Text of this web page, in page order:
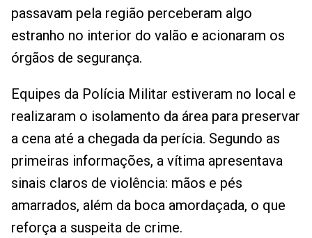
passavam pela região perceberam algo
estranho no interior do valão e acionaram os
órgãos de segurança.
Equipes da Polícia Militar estiveram no local e
realizaram o isolamento da área para preservar
a cena até a chegada da perícia. Segundo as
primeiras informações, a vítima apresentava
sinais claros de violência: mãos e pés
amarrados, além da boca amordaçada, o que
reforça a suspeita de crime.